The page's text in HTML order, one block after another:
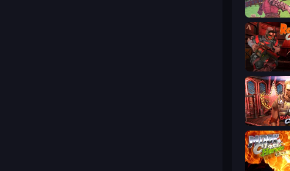
Farm Clash
Rocket
Subway